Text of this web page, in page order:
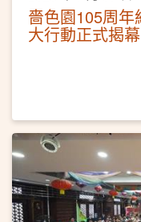
嗇色園105周年
大行動正式揭